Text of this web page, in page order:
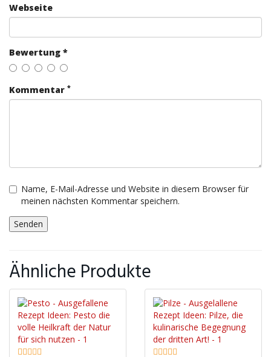
Webseite
Bewertung *
Kommentar *
Name, E-Mail-Adresse und Website in diesem Browser für
meinen nächsten Kommentar speichern.
Ähnliche Produkte